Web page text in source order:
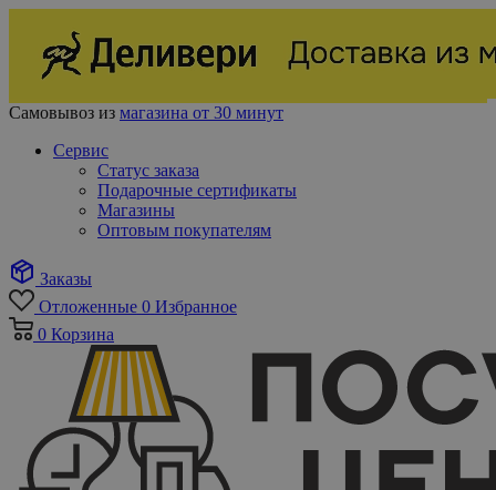
Самовывоз из магазина от 30 минут
Сервис
Статус заказа
Подарочные сертификаты
Магазины
Оптовым покупателям
Заказы
Отложенные 0 Избранное
0 Корзина